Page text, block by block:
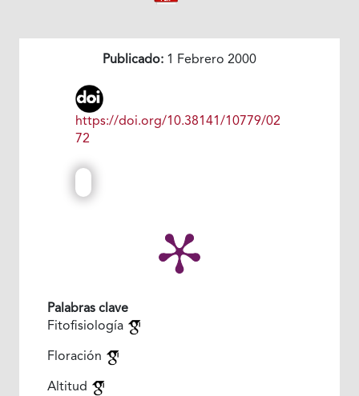
Publicado: 1 Febrero 2000
https://doi.org/10.38141/10779/02
72
Palabras clave
Fitofisiología
Floración
Altitud